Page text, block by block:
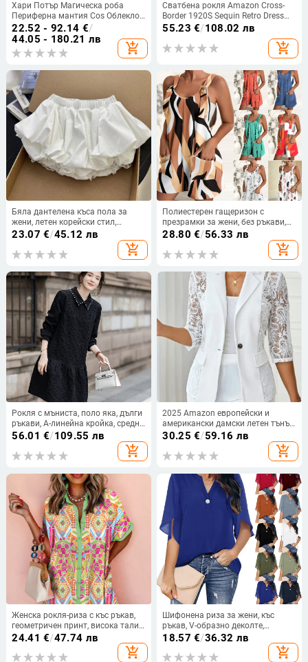
Хари Потър Магическа роба
Периферна мантия Cos Облекло
Детска Хелоуин Училищна
униформа Хогуортс Магическа
роба
22.52 - 92.14 €/
44.05 - 180.21 лв
add_shopping_cart
Сватбена рокля Amazon Cross-
Border 1920S Sequin Retro Dress
Plus Size Banquet Dams Evening
55.23 €/108.02 лв
add_shopping_cart
Бяла дантелена къса пола за
жени, летен корейски стил,
подплата за непрозрачност,
уникална пола с лалеобразен
силует
23.07 €/45.12 лв
add_shopping_cart
Полиестерен гащеризон с
презрамки за жени, без ръкави,
свободна кройка, къси
28.80 €/56.33 лв
add_shopping_cart
Рокля с мъниста, поло яка, дълги
ръкави, А-линейна кройка, средна
дължина
56.01 €/109.55 лв
add_shopping_cart
2025 Amazon европейски и
американски дамски летен тънък
полу-снадан дантелен блейзър с
30.25 €/59.16 лв
add_shopping_cart
Женска рокля-риза с къс ръкав,
геометричен принт, висока талия,
А‑образна пола, лапел яка,
24.41 €/47.74 лв
add_shopping_cart
Шифонена риза за жени, къс
ръкав, V-образно деколте,
моноцветна, закопчаване с едно
копче, свободен силует, средна
дължина
18.57 €/36.32 лв
add_shopping_cart